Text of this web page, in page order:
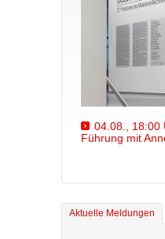
04.08., 18:00
Führung mit
Aktuelle Meldungen